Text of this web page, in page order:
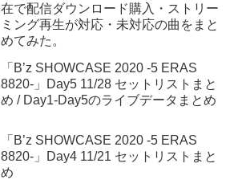
在で配信ダウンロード購入・ストリー
ミング再生が対応・未対応の曲をまと
めてみた。
「B’z SHOWCASE 2020 -5 ERAS
8820-」Day5 11/28 セットリストまと
め / Day1-Day5のライブデータまとめ
「B’z SHOWCASE 2020 -5 ERAS
8820-」Day4 11/21 セットリストまと
め